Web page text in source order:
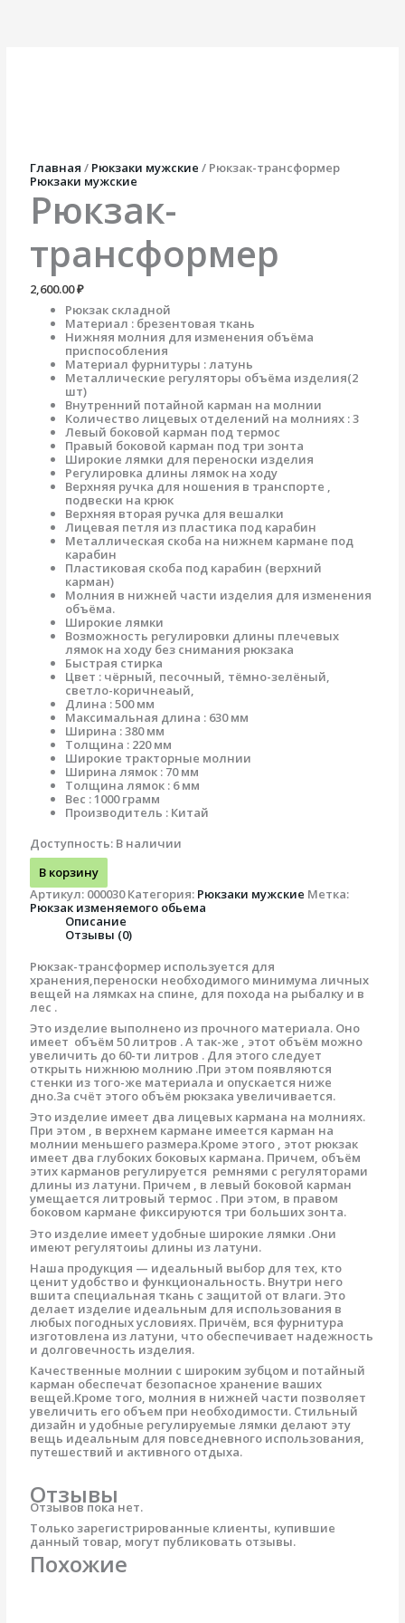
Главная / Рюкзаки мужские / Рюкзак-трансформер
Рюкзаки мужские
Рюкзак-
трансформер
2,600.00₽
Рюкзак складной
Материал : брезентовая ткань
Нижняя молния для изменения объёма
приспособления
Материал фурнитуры : латунь
Металлические регуляторы объёма изделия(2
шт)
Внутренний потайной карман на молнии
Количество лицевых отделений на молниях : 3
Левый боковой карман под термос
Правый боковой карман под три зонта
Широкие лямки для переноски изделия
Регулировка длины лямок на ходу
Верхняя ручка для ношения в транспорте ,
подвески на крюк
Верхняя вторая ручка для вешалки
Лицевая петля из пластика под карабин
Металлическая скоба на нижнем кармане под
карабин
Пластиковая скоба под карабин (верхний
карман)
Молния в нижней части изделия для изменения
объёма.
Широкие лямки
Возможность регулировки длины плечевых
лямок на ходу без снимания рюкзака
Быстрая стирка
Цвет : чёрный, песочный, тёмно-зелёный,
светло-коричнеаый,
Длина : 500 мм
Максимальная длина : 630 мм
Ширина : 380 мм
Толщина : 220 мм
Широкие тракторные молнии
Ширина лямок : 70 мм
Толщина лямок : 6 мм
Вес : 1000 грамм
Производитель : Китай
Доступность: В наличии
В корзину
Артикул: 000030 Категория: Рюкзаки мужские Метка:
Рюкзак изменяемого обьема
Описание
Отзывы (0)
Рюкзак-трансформер используется для
хранения,переноски необходимого минимума личных
вещей на лямках на спине, для похода на рыбалку и в
лес .
Это изделие выполнено из прочного материала. Оно
имеет объём 50 литров . А так-же , этот объём можно
увеличить до 60-ти литров . Для этого следует
открыть нижнюю молнию .При этом появляются
стенки из того-же материала и опускается ниже
дно.За счёт этого объём рюкзака увеличивается.
Это изделие имеет два лицевых кармана на молниях.
При этом , в верхнем кармане имеется карман на
молнии меньшего размера.Кроме этого , этот рюкзак
имеет два глубоких боковых кармана. Причем, объём
этих карманов регулируется ремнями с регуляторами
длины из латуни. Причем , в левый боковой карман
умещается литровый термос . При этом, в правом
боковом кармане фиксируются три больших зонта.
Это изделие имеет удобные широкие лямки .Они
имеют регулятоиы длины из латуни.
Наша продукция — идеальный выбор для тех, кто
ценит удобство и функциональность. Внутри него
вшита специальная ткань с защитой от влаги. Это
делает изделие идеальным для использования в
любых погодных условиях. Причём, вся фурнитура
изготовлена из латуни, что обеспечивает надежность
и долговечность изделия.
Качественные молнии с широким зубцом и потайный
карман обеспечат безопасное хранение ваших
вещей.Кроме того, молния в нижней части позволяет
увеличить его объем при необходимости. Стильный
дизайн и удобные регулируемые лямки делают эту
вещь идеальным для повседневного использования,
путешествий и активного отдыха.
Отзывы
Отзывов пока нет.
Только зарегистрированные клиенты, купившие
данный товар, могут публиковать отзывы.
Похожие